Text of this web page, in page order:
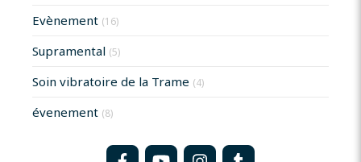
Evènement (16)
Supramental (5)
Soin vibratoire de la Trame (4)
évenement (8)